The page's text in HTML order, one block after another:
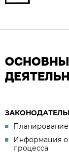
Планирование
Информация о
процесса